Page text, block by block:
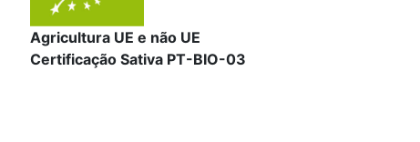
Agricultura UE e não UE
Certificação Sativa PT-BIO-03